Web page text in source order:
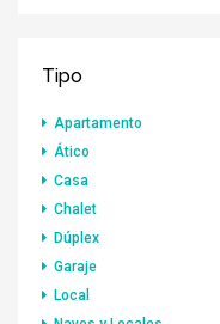
Tipo
Apartamento
Ático
Casa
Chalet
Dúplex
Garaje
Local